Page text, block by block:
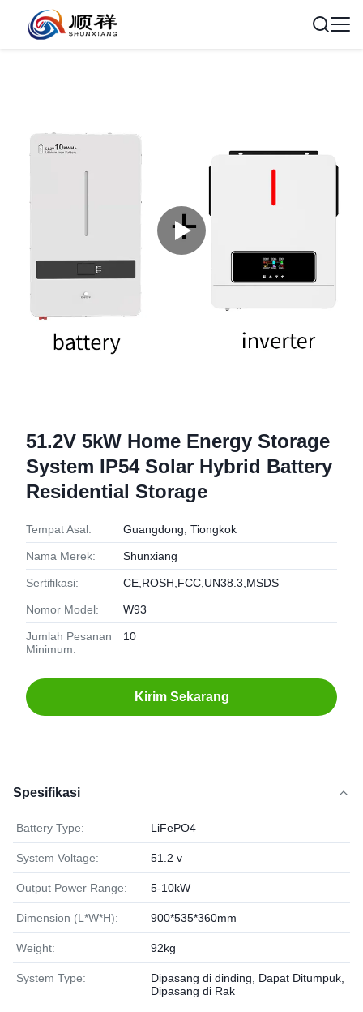
51.2V 5kW Home Energy Storage
System IP54 Solar Hybrid Battery
Residential Storage
Tempat Asal: Guangdong, Tiongkok
Nama Merek: Shunxiang
Sertifikasi: CE,ROSH,FCC,UN38.3,MSDS
Nomor Model: W93
Jumlah Pesanan
Minimum:
10
Kirim Sekarang
Spesifikasi
Battery Type: LiFePO4
System Voltage: 51.2 v
Output Power Range: 5-10kW
Dimension (L*W*H): 900*535*360mm
Weight: 92kg
System Type:
Dipasang di dinding, Dapat Ditumpuk,
Dipasang di Rak